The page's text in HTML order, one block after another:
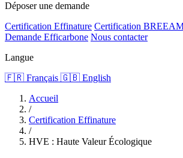
Déposer une demande
Certification Effinature Certification
Demande Efficarbone Nous contacter
Langue
🇫🇷 Français 🇬🇧 English
Accueil
/
Certification Effinature
/
HVE : Haute Valeur Écologique